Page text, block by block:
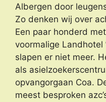
Albergen door
Zo denken wij over
Een paar honderd
voormalige Landhotel
slapen er niet meer.
als
opvangorgaan Coa.
meest besproken